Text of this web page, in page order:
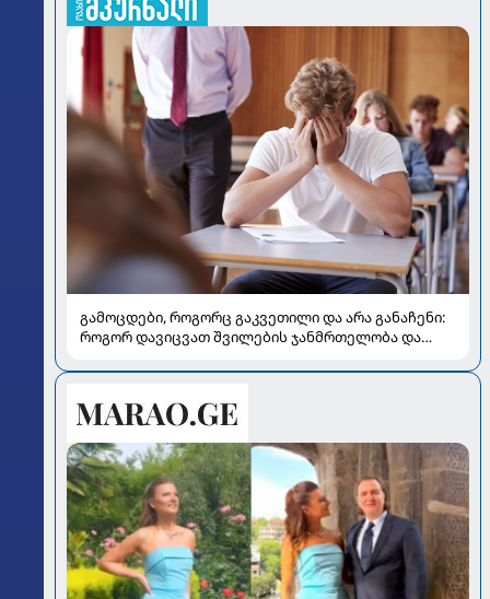
გამოცდები, როგორც გაკვეთილი და არა განაჩენი:
როგორ დავიცვათ შვილების ჯანმრთელობა და